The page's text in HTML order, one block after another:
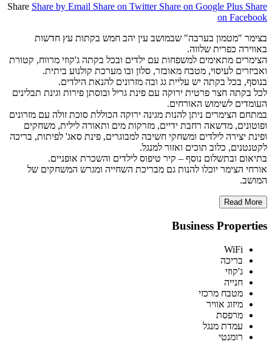
Share Share by Email Share on Twitter Share on Google Plus Share
on Facebook
בצימר "מטמון בערבה" שבמושב עין יהב חמש בקתות עץ חדשות
באווירה כפרית שלווה.
הצימרים מתאימים למשפחות עם ילדים ובכל בקתה ג'קוזי מרווח, קטורת
ואביזרים לעיסוי, מטבח מאובזר, סלון ובו מערכת קולנוע ביתית.
בנוסף, בכל בקתה יש עליית גג ובה מזרונים להנאת הילדים.
לכל בקתה חצר פרטית ירוקה עם פינת גריל ובוסתן פירות וגינת תבלינים
העומדים לשימוש האורחים.
במתחם הצימרים ניתן להנות מגינה ירוקה הכוללת סוכת זולה עם מזרונים
ופוטונים, מדשאה רחבת ידיים, מזרקות מים ותאורה לילית, משחקים
ופינת יצירה לילדים ומשחקי חשיבה למבוגרים, פינת סאג' לפיתות, בריכה
לקטנטנים, כלוב תוכים ואזור למנגל.
בתיאום ובתשלום נוסף – קיר טיפוס לילדים והשכרת אופניים.
אורחי הצימר יוכלו להנות גם מבריכת השחייה ומגרש המשחקים של
המושב.
Read More
Business Properties
WiFi
בריכה
ג'קוזי
חנייה
מטבח מרכזי
מיזוג אוויר
מרפסת
עמדת מנגל
רומנטי